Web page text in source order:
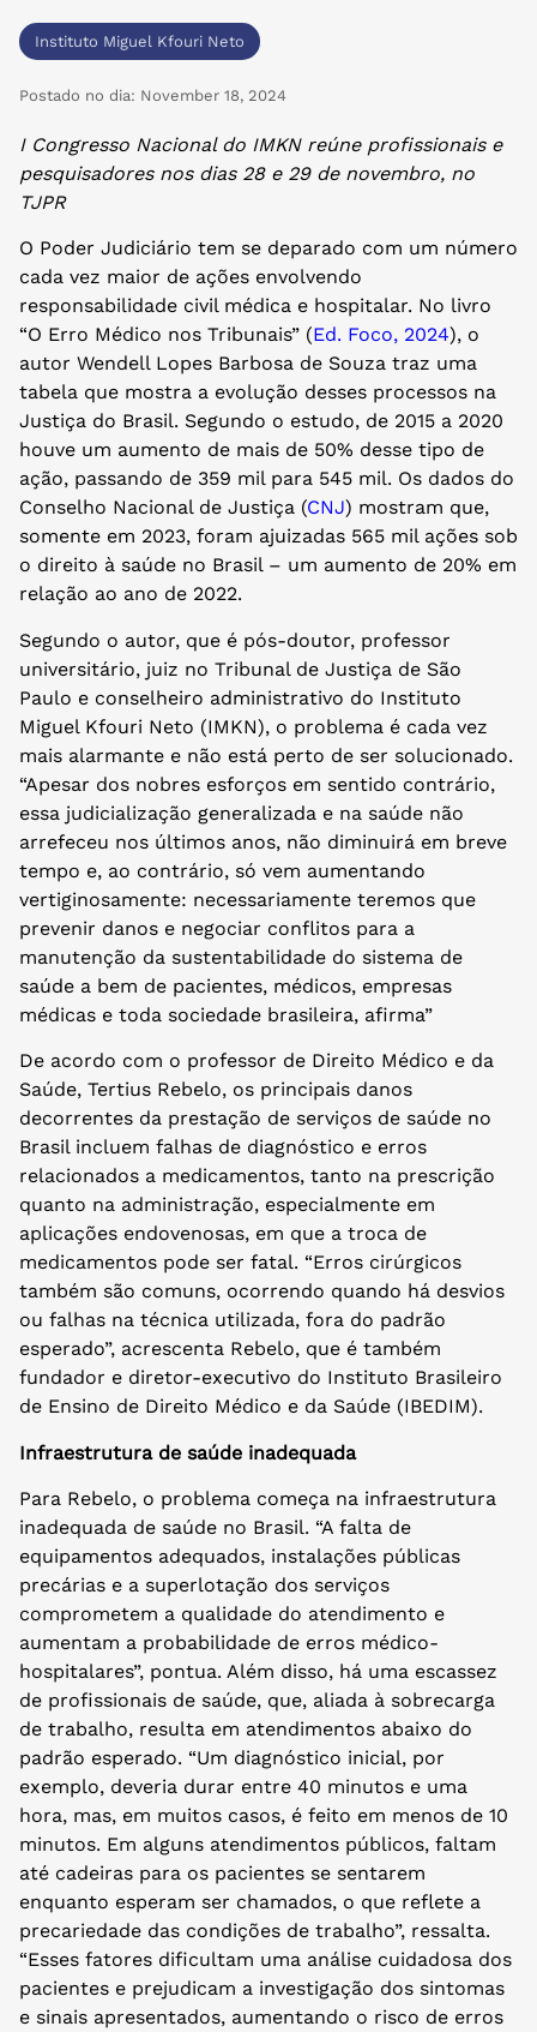
Instituto Miguel Kfouri Neto
Postado no dia: November 18, 2024
I Congresso Nacional do IMKN reúne profissionais e
pesquisadores nos dias 28 e 29 de novembro, no
TJPR
O Poder Judiciário tem se deparado com um número
cada vez maior de ações envolvendo
responsabilidade civil médica e hospitalar. No livro
“O Erro Médico nos Tribunais” (Ed. Foco, 2024), o
autor Wendell Lopes Barbosa de Souza traz uma
tabela que mostra a evolução desses processos na
Justiça do Brasil. Segundo o estudo, de 2015 a 2020
houve um aumento de mais de 50% desse tipo de
ação, passando de 359 mil para 545 mil. Os dados do
Conselho Nacional de Justiça (CNJ) mostram que,
somente em 2023, foram ajuizadas 565 mil ações sob
o direito à saúde no Brasil – um aumento de 20% em
relação ao ano de 2022.
Segundo o autor, que é pós-doutor, professor
universitário, juiz no Tribunal de Justiça de São
Paulo e conselheiro administrativo do Instituto
Miguel Kfouri Neto (IMKN), o problema é cada vez
mais alarmante e não está perto de ser solucionado.
“Apesar dos nobres esforços em sentido contrário,
essa judicialização generalizada e na saúde não
arrefeceu nos últimos anos, não diminuirá em breve
tempo e, ao contrário, só vem aumentando
vertiginosamente: necessariamente teremos que
prevenir danos e negociar conflitos para a
manutenção da sustentabilidade do sistema de
saúde a bem de pacientes, médicos, empresas
médicas e toda sociedade brasileira, afirma”
De acordo com o professor de Direito Médico e da
Saúde, Tertius Rebelo, os principais danos
decorrentes da prestação de serviços de saúde no
Brasil incluem falhas de diagnóstico e erros
relacionados a medicamentos, tanto na prescrição
quanto na administração, especialmente em
aplicações endovenosas, em que a troca de
medicamentos pode ser fatal. “Erros cirúrgicos
também são comuns, ocorrendo quando há desvios
ou falhas na técnica utilizada, fora do padrão
esperado”, acrescenta Rebelo, que é também
fundador e diretor-executivo do Instituto Brasileiro
de Ensino de Direito Médico e da Saúde (IBEDIM).
Infraestrutura de saúde inadequada
Para Rebelo, o problema começa na infraestrutura
inadequada de saúde no Brasil. “A falta de
equipamentos adequados, instalações públicas
precárias e a superlotação dos serviços
comprometem a qualidade do atendimento e
aumentam a probabilidade de erros médico-
hospitalares”, pontua. Além disso, há uma escassez
de profissionais de saúde, que, aliada à sobrecarga
de trabalho, resulta em atendimentos abaixo do
padrão esperado. “Um diagnóstico inicial, por
exemplo, deveria durar entre 40 minutos e uma
hora, mas, em muitos casos, é feito em menos de 10
minutos. Em alguns atendimentos públicos, faltam
até cadeiras para os pacientes se sentarem
enquanto esperam ser chamados, o que reflete a
precariedade das condições de trabalho”, ressalta.
“Esses fatores dificultam uma análise cuidadosa dos
pacientes e prejudicam a investigação dos sintomas
e sinais apresentados, aumentando o risco de erros